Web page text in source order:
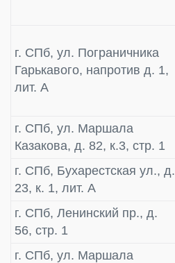
г. СПб, ул. Пограничника
Гарькавого, напротив д. 1,
лит. А
г. СПб, ул. Маршала
Казакова, д. 82, к.3, стр. 1
г. СПб, Бухарестская ул., д.
23, к. 1, лит. А
г. СПб, Ленинский пр., д.
56, стр. 1
г. СПб, ул. Маршала